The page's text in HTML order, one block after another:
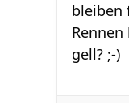
bleiben
gell? ;-)